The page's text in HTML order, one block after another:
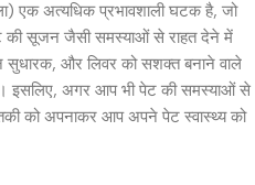
एक अत्यधिक प्रभावशाली घटक है, जो
सूजन जैसी समस्याओं से राहत देने में
और लिवर को सशक्त बनाने वाले
इसलिए, अगर आप भी पेट की समस्याओं से
को अपनाकर आप अपने पेट स्वास्थ्य को